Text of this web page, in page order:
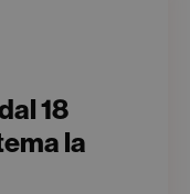
18
la